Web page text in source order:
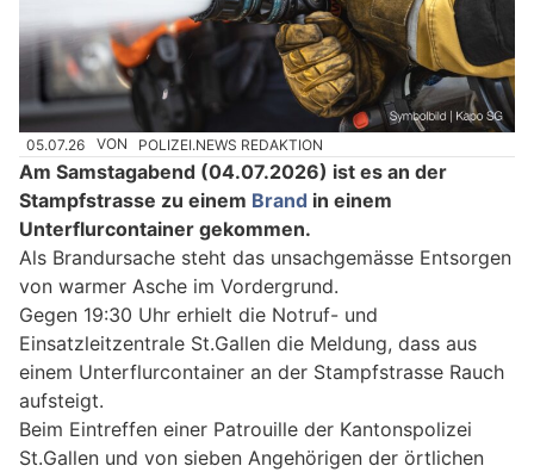
05.07.26 VON POLIZEI.NEWS REDAKTION
Am Samstagabend (04.07.2026) ist es an der
Stampfstrasse zu einem Brand in einem
Unterflurcontainer gekommen.
Als Brandursache steht das unsachgemässe Entsorgen
von warmer Asche im Vordergrund.
Gegen 19:30 Uhr erhielt die Notruf- und
Einsatzleitzentrale St.Gallen die Meldung, dass aus
einem Unterflurcontainer an der Stampfstrasse Rauch
aufsteigt.
Beim Eintreffen einer Patrouille der Kantonspolizei
St.Gallen und von sieben Angehörigen der örtlichen